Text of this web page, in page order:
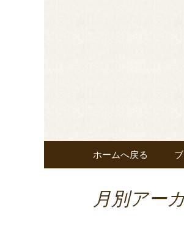
◆東
東京・秋葉
メニューや
コンテンツへ移動
ホームへ戻る
月別アー